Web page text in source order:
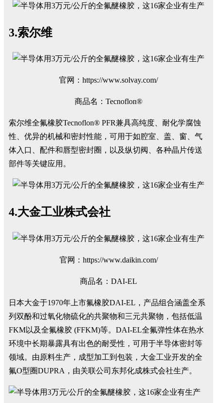
3.索尔维
官网：https://www.solvay.com/
商品名：Tecnoflon®
索尔维全氟橡胶Tecnoflon® PFR兼具高纯度、耐化学腐蚀
性、优异的机械和密封性能，可用于如腔室、盖、窗、气
体入口、配件和唇型密封圈，以及纵切阀、各种晶片传送
部件等关键应用。
4.大金工业株式会社
官网：https://www.daikin.com/
商品名：DAI-EL
日本大金于1970年上市氟橡胶DAI-EL，产品组合涵盖全系
列双酚和过氧化物硫化的共聚物和三元共聚物，包括低温
FKM以及全氟橡胶 (FFKM)等。DAI-EL全氟弹性体在热水
环境中长期暴露具有出色的耐受性，可用于半导体密封等
领域。由原料生产，成型加工到包装，大金工业开发的全
氟O型圈DUPRA，由关联公司东邦化成株式会社生产。